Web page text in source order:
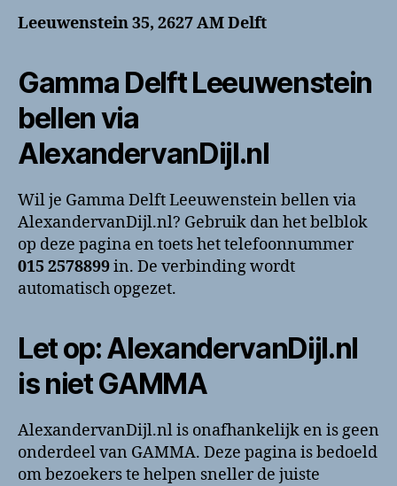
Leeuwenstein 35, 2627 AM Delft
Gamma Delft Leeuwenstein
bellen via
AlexandervanDijl.nl
Wil je Gamma Delft Leeuwenstein bellen via
AlexandervanDijl.nl? Gebruik dan het belblok
op deze pagina en toets het telefoonnummer
015 2578899in. De verbinding wordt
automatisch opgezet.
Let op: AlexandervanDijl.nl
is niet GAMMA
AlexandervanDijl.nl is onafhankelijk en is geen
onderdeel van GAMMA. Deze pagina is bedoeld
om bezoekers te helpen sneller de juiste